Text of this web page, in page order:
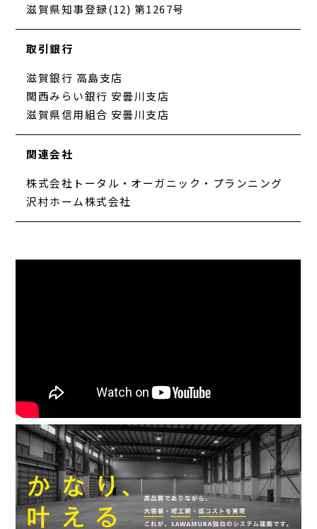
滋賀県知事登録(12) 第1267号
取引銀行
滋賀銀行 高島支店
関西みらい銀行 安曇川支店
滋賀県信用組合 安曇川支店
関連会社
株式会社トータル・オーガニック・プランニング
沢村ホーム株式会社